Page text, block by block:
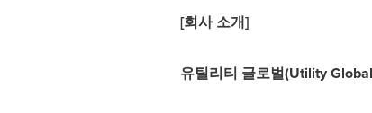
[회사 소개]
유틸리티 글로벌(Utility